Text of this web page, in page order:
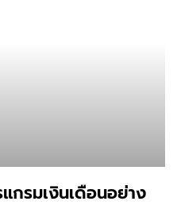
กรมเงินเดือนอย่าง